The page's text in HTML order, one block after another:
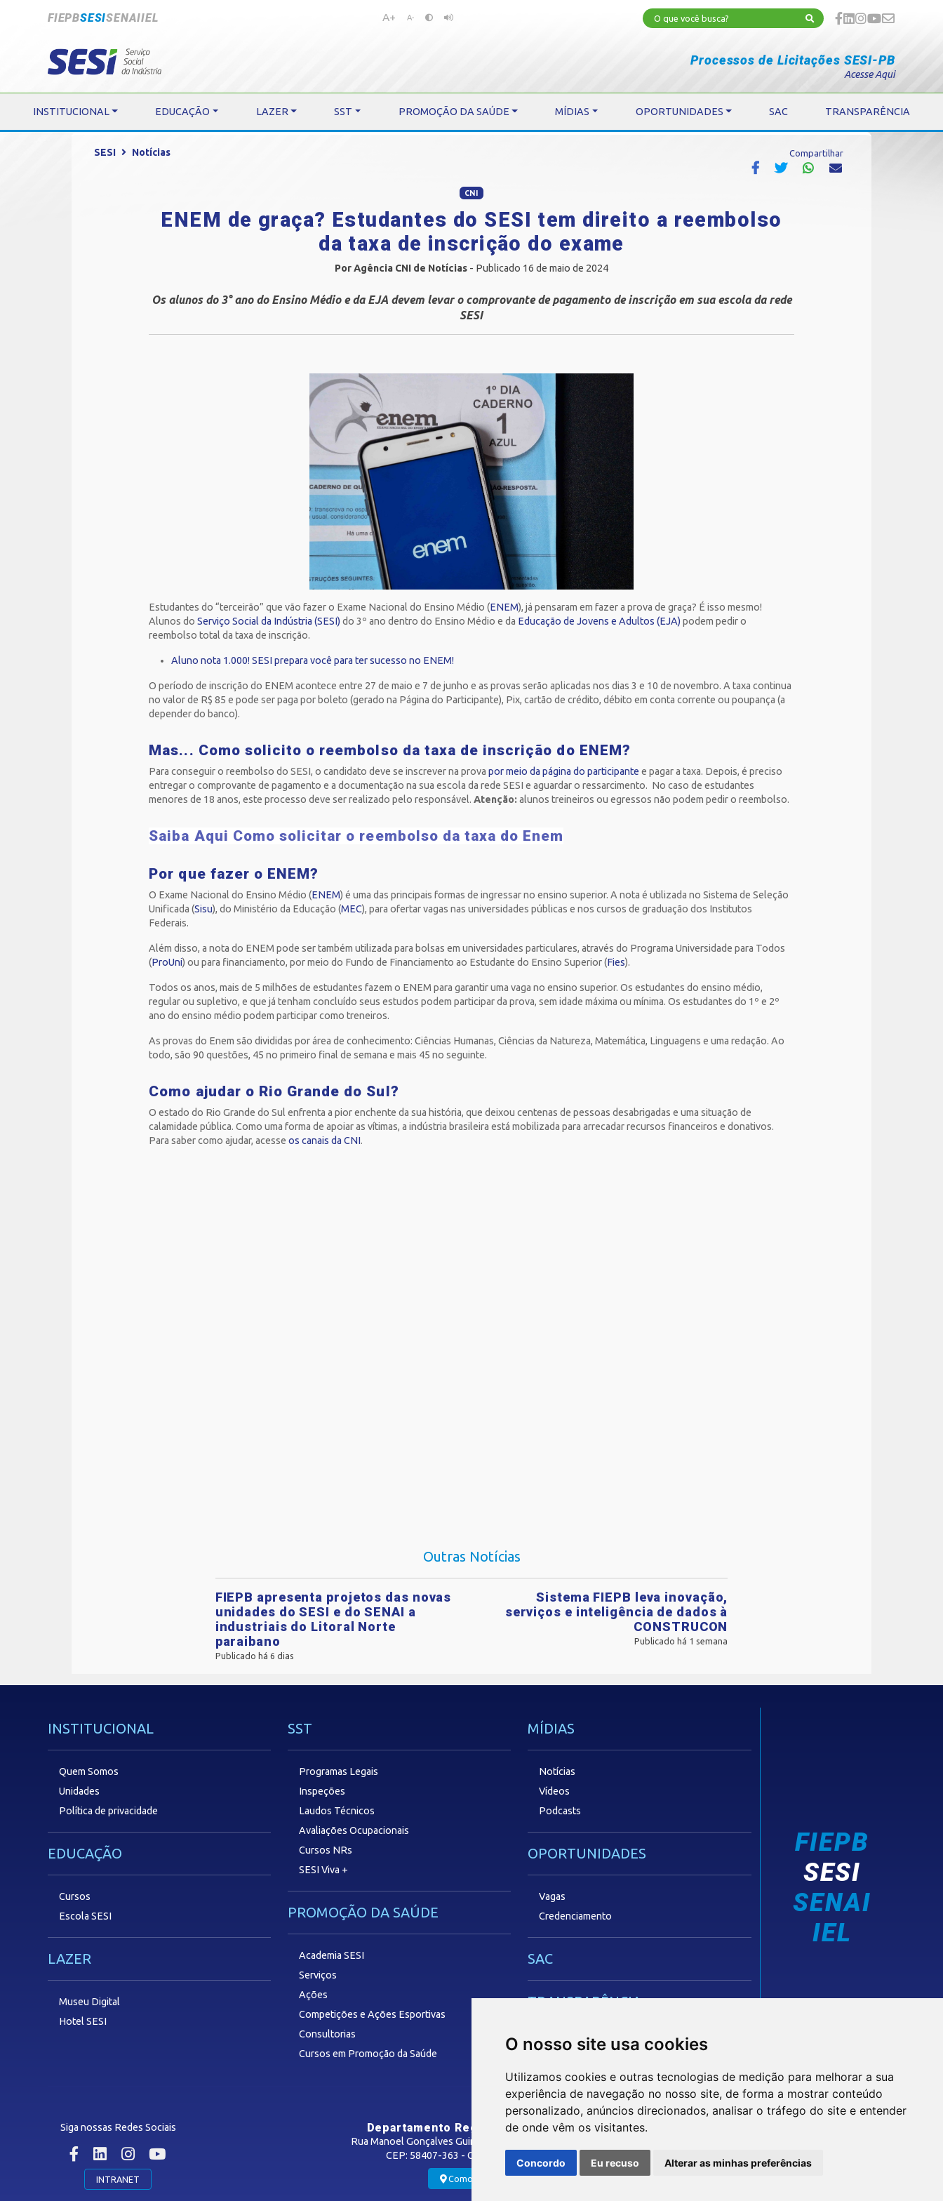
O nosso site usa cookies
Utilizamos cookies e outras tecnologias de medição para melhorar a sua
experiência de navegação no nosso site, de forma a mostrar conteúdo
personalizado, anúncios direcionados, analisar o tráfego do site e entender
de onde vêm os visitantes.
Concordo Eu recuso Alterar as minhas preferências
FIEPBSESISENAIIEL
Pular
Pular
A+ A-
Processos de Licitações SESI-PB
Acesse Aqui
INSTITUCIONAL EDUCAÇÃO LAZER SST PROMOÇÃO DA SAÚDE MÍDIAS OPORTUNIDADES SAC TRANSPARÊNCIA
SESI Notícias Compartilhar
CNI
ENEM de graça? Estudantes do SESI tem direito a reembolso
da taxa de inscrição do exame
Por Agência CNI de Notícias- Publicado 16 de maio de 2024
Os alunos do 3° ano do Ensino Médio e da EJA devem levar o comprovante de pagamento de inscrição em sua escola da rede
SESI
Estudantes do “terceirão” que vão fazer o Exame Nacional do Ensino Médio (ENEM), já pensaram em fazer a prova de graça? É isso mesmo!
Alunos doServiço Social da Indústria (SESI) do 3º ano dentro do Ensino Médio e da Educação de Jovens e Adultos (EJA) podem pedir o
reembolso total da taxa de inscrição.
Aluno nota 1.000! SESI prepara você para ter sucesso no ENEM!
O período de inscrição do ENEM acontece entre 27 de maio e 7 de junho e as provas serão aplicadas nos dias 3 e 10 de novembro. A taxa continua
no valor de R$ 85 e pode ser paga por boleto (gerado na Página do Participante), Pix, cartão de crédito, débito em conta corrente ou poupança (a
depender do banco).
Mas... Como solicito o reembolso da taxa de inscrição do ENEM?
Para conseguir o reembolso do SESI, o candidato deve se inscrever na provapor meio da página do participante e pagar a taxa. Depois, é preciso
entregar o comprovante de pagamento e a documentação na sua escola da rede SESI e aguardar o ressarcimento. No caso de estudantes
menores de 18 anos, este processo deve ser realizado pelo responsável.Atenção: alunos treineiros ou egressos não podem pedir o reembolso.
Saiba Aqui Como solicitar o reembolso da taxa do Enem
Por que fazer o ENEM?
O Exame Nacional do Ensino Médio (ENEM) é uma das principais formas de ingressar no ensino superior. A nota é utilizada no Sistema de Seleção
Unificada (Sisu), do Ministério da Educação (MEC), para ofertar vagas nas universidades públicas e nos cursos de graduação dos Institutos
Federais.
Além disso, a nota do ENEM pode ser também utilizada para bolsas em universidades particulares, através do Programa Universidade para Todos
(ProUni) ou para financiamento, por meio do Fundo de Financiamento ao Estudante do Ensino Superior (Fies).
Todos os anos, mais de 5 milhões de estudantes fazem o ENEM para garantir uma vaga no ensino superior. Os estudantes do ensino médio,
regular ou supletivo, e que já tenham concluído seus estudos podem participar da prova, sem idade máxima ou mínima. Os estudantes do 1º e 2º
ano do ensino médio podem participar como treneiros.
As provas do Enem são divididas por área de conhecimento: Ciências Humanas, Ciências da Natureza, Matemática, Linguagens e uma redação. Ao
todo, são 90 questões, 45 no primeiro final de semana e mais 45 no seguinte.
Como ajudar o Rio Grande do Sul?
O estado do Rio Grande do Sul enfrenta a pior enchente da sua história, que deixou centenas de pessoas desabrigadas e uma situação de
calamidade pública. Como uma forma de apoiar as vítimas, a indústria brasileira está mobilizada para arrecadar recursos financeiros e donativos.
Para saber como ajudar, acesseos canais da CNI.
Outras Notícias
FIEPB apresenta projetos das novas
unidades do SESI e do SENAI a
industriais do Litoral Norte
paraibano
Publicado há 6 dias
Sistema FIEPB leva inovação,
serviços e inteligência de dados à
CONSTRUCON
Publicado há 1 semana
INSTITUCIONAL
Quem Somos
Unidades
Política de privacidade
EDUCAÇÃO
Cursos
Escola SESI
LAZER
Museu Digital
Hotel SESI
SST
Programas Legais
Inspeções
Laudos Técnicos
Avaliações Ocupacionais
Cursos NRs
SESI Viva +
PROMOÇÃO DA SAÚDE
Academia SESI
Serviços
Ações
Competições e Ações Esportivas
Consultorias
Cursos em Promoção da Saúde
MÍDIAS
Notícias
Vídeos
Podcasts
OPORTUNIDADES
Vagas
Credenciamento
SAC
TRANSPARÊNCIA
FIEPB
SESI
SENAI
IEL
Siga nossas Redes Sociais
INTRANET
Departamento Regional do SESI/PB
Rua Manoel Gonçalves Guimarães, 195 - José Pinheiro
CEP: 58407-363 - Campina Grande-PB
Como Chegar
Termos de Uso